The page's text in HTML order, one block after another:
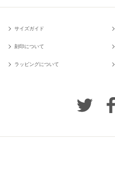
サイズガイド
刻印について
ラッピングについて